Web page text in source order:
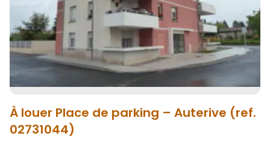
À louer Place de parking – Auterive (ref.
02731044)